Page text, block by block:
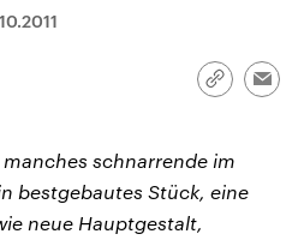
Link
schnarrende im
bestgebautes Stück, eine
neue Hauptgestalt,